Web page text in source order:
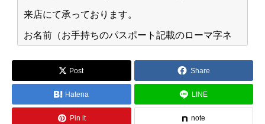
来店にて承っております。
お名前（お手持ちのパスポート記載のローマ字ネ
お伺いいたします。
弊社所定の旅行申込用紙 及び旅行お申込金のご請
求書を送付させていただきます。
Post Share
Hatena LINE
Pin it note